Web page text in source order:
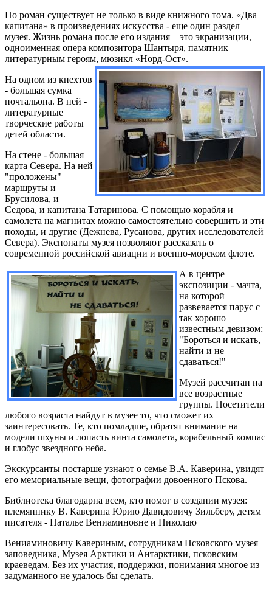
Но роман существует не только в виде книжного тома. «Два
капитана» в произведениях искусства - еще один раздел
музея. Жизнь романа после его издания – это экранизации,
одноименная опера композитора Шантыря, памятник
литературным героям, мюзикл «Норд-Ост».
На одном из кнехтов
- большая сумка
почтальона. В ней -
литературные
творческие работы
детей области.
На стене - большая
карта Севера. На ней
"проложены"
маршруты и
Брусилова, и
Седова, и капитана Татаринова. С помощью корабля и
самолета на магнитах можно самостоятельно совершить и эти
походы, и другие (Дежнева, Русанова, других исследователей
Севера). Экспонаты музея позволяют рассказать о
современной российской авиации и военно-морском флоте.
А в центре
экспозиции - мачта,
на которой
развевается парус с
так хорошо
известным девизом:
"Бороться и искать,
найти и не
сдаваться!"
Музей рассчитан на
все возрастные
группы. Посетители
любого возраста найдут в музее то, что сможет их
заинтересовать. Те, кто помладше, обратят внимание на
модели шхуны и лопасть винта самолета, корабельный компас
и глобус звездного неба.
Экскурсанты постарше узнают о семье В.А. Каверина, увидят
его мемориальные вещи, фотографии довоенного Пскова.
Библиотека благодарна всем, кто помог в создании музея:
племяннику В. Каверина Юрию Давидовичу Зильберу, детям
писателя - Наталье Вениаминовне и Николаю
Вениаминовичу Кавериным, сотрудникам Псковского музея
заповедника, Музея Арктики и Антарктики, псковским
краеведам. Без их участия, поддержки, понимания многое из
задуманного не удалось бы сделать.